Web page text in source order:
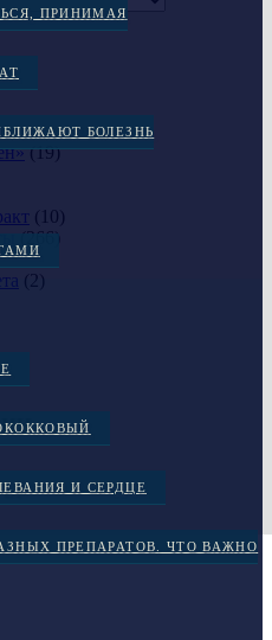
ПРИНИМАЯ
БОЛЕЗНЬ
И СЕРДЦЕ
ПРЕПАРАТОВ. ЧТО ВАЖНО
(19)
(10)
(266)
(2)